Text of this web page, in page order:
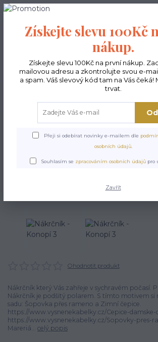
Úvod Čepice dámské a nákrčníky
Nákrčník -
Ohodnotit produkt
Nákrčník který Vás zahřeje v sychravém počasí.
Nákrčník je podšitý polarem. S tímto motivem si
sadu: Šopovka přes rameno a Zimní čepice.
https://www.vysnenekabelky.cz/Cepice-damske-
https://www.vysnenekabelky.cz/Sopovky-pres-
Mareriá... celý popis
Získejte slevu 100Kč
nákup.
Získejte slevu 100Kč na první nákup.
mailovou adresu a zkontrolujte svou e-
a spam. Váš slevový kód tam na Vás čeká!
trvat.
Přeji si odebírat novinky e-mailem dle
osobních údajů.
Souhlasím se zpracováním osobních údajů pro
Zavřít